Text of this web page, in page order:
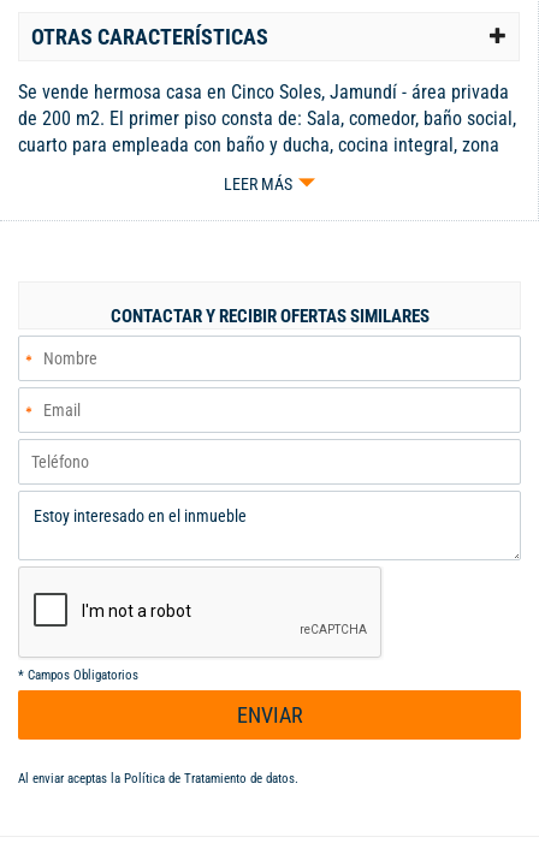
OTRAS CARACTERÍSTICAS
Se vende hermosa casa en Cinco Soles, Jamundí - área privada
de 200 m2. El primer piso consta de: Sala, comedor, baño social,
cuarto para empleada con baño y ducha, cocina integral, zona
de oficios, terraza interna y parqueadero con techo cubierto
habitaciones con closets, la principal con baño y vestier, baño
alarma y zonas verdes. VALOR DE LA ADMINISTRACION: $
388.000 - VALOR DE VENTA: $ 480´000.000 negociables. Para
más información comuníquese al PBX (602) 5532727 o al 315
4596112. Código interno: V463759
LEER MÁS
CONTACTAR Y RECIBIR OFERTAS SIMILARES
* Campos Obligatorios
ENVIAR
Al enviar aceptas la Política de Tratamiento de datos.